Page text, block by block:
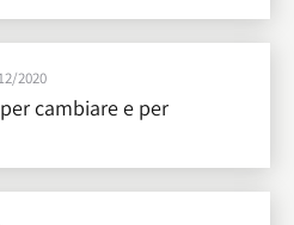
2020
cambiare e per